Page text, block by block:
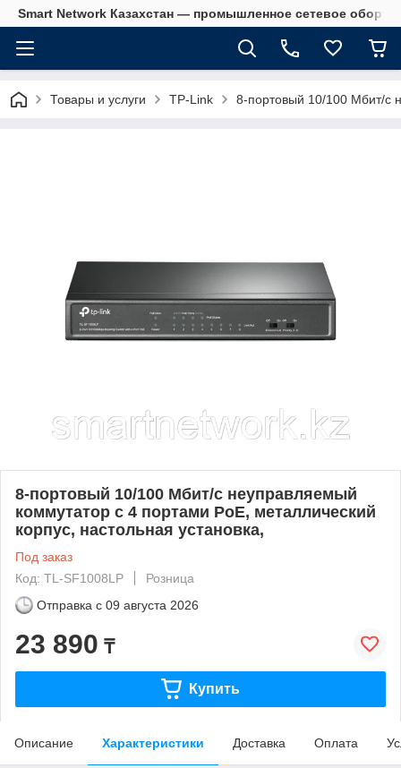
Smart Network Казахстан — промышленное сетевое
Товары и услуги TP-Link 8-портовый 10/100 Мбит/с
8-портовый 10/100 Мбит/с неуправляемый
коммутатор с 4 портами PoE, металлический
корпус, настольная установка,
Под заказ
Код: TL-SF1008LP
Розница
Отправка с 09 августа 2026
23 890 ₸
Купить
Описание Характеристики Доставка Оплата